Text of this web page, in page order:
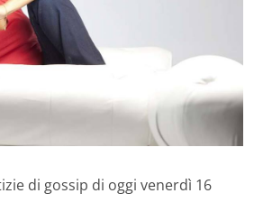
di gossip di oggi venerdì 16